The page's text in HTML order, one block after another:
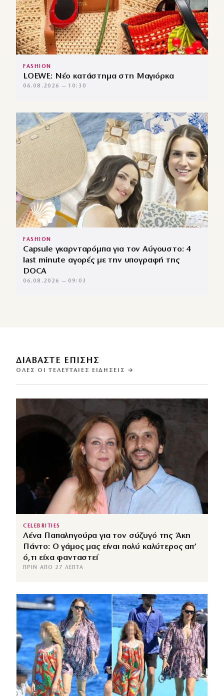
FASHION
LOEWE: Νέο κατάστημα στη Μαγιόρκα
06.08.2026 — 10:30
FASHION
Capsule γκαρνταρόμπα για τον Αύγουστο: 4
last minute αγορές με την υπογραφή της
DOCA
06.08.2026 — 09:03
ΔΙΑΒΑΣΤΕ ΕΠΙΣΗΣ
ΌΛΕΣ ΟΙ ΤΕΛΕΥΤΑΊΕΣ ΕΙΔΉΣΕΙΣ →
CELEBRITIES
Λένα Παπαληγούρα για τον σύζυγό της Άκη
Πάντο: Ο γάμος μας είναι πολύ καλύτερος απ’
ό,τι είχα φανταστεί
ΠΡΙΝ ΑΠΌ 27 ΛΕΠΤΆ